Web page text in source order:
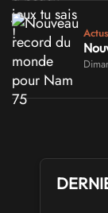
Actus